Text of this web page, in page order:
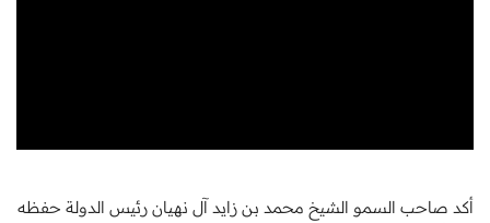
أكد صاحب السمو الشيخ محمد بن زايد آل نهيان رئيس الدولة حفظه